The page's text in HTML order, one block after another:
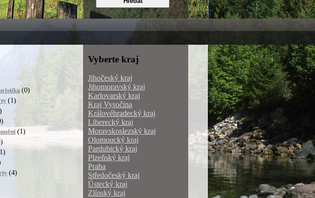
(0)
(1)
(1)
(4)
Vyberte kraj
Jihočeský kraj
Jihomoravský kraj
Karlovarský kraj
Kraj Vysočina
Královéhradecký kraj
Liberecký kraj
Moravskoslezský kraj
Olomoucký kraj
Pardubický kraj
Plzeňský kraj
Praha
Středočeský kraj
Ústecký kraj
Zlínský kraj